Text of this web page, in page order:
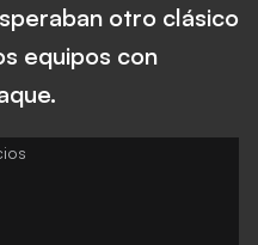
otro clásico
equipos con